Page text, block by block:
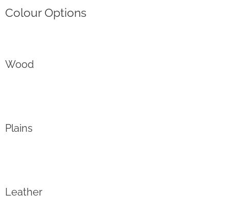
Colour Options
Wood
Plains
Leather